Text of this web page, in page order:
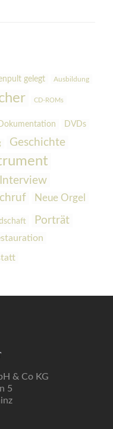
gelegt Ausbildung
CD-ROMs
DVDs
Geschichte
Interview
Neue Orgel
Porträt
& Co KG
5